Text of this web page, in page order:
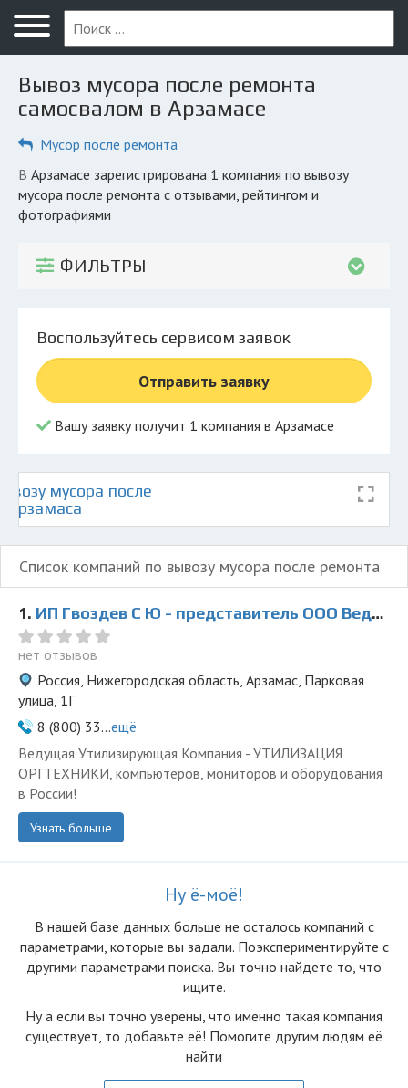
Меню
Главная
Вопрос юристу
Компании
КОМПАНИЯМ
© 2026 Все права защищены
Вывоз мусора после ремонта
самосвалом в Арзамасе
Мусор после ремонта
в Арзамасе зарегистрирована 1 компания по вывозу
мусора после ремонта с отзывами, рейтингом и
фотографиями
ФИЛЬТРЫ
Воспользуйтесь сервисом заявок
Отправить заявку
Вашу заявку получит 1 компания в Арзамасе
мусора после
Арзамаса
Список компаний по вывозу мусора после ремонта
1. ИП Гвоздев С Ю - представитель ООО Ведущая Утилизирующая Компания
нет отзывов
Россия, Нижегородская область, Арзамас, Парковая
улица, 1Г
8 (800) 33...ещё
Ведущая Утилизирующая Компания - УТИЛИЗАЦИЯ
ОРГТЕХНИКИ, компьютеров, мониторов и оборудования
в России!
Узнать больше
Ну ё-моё!
В нашей базе данных больше не осталоcь компаний с
параметрами, которые вы задали. Поэкспериментируйте с
другими параметрами поиска. Вы точно найдете то, что
ищите.
Ну а если вы точно уверены, что именно такая компания
существует, то добавьте её! Помогите другим людям её
найти